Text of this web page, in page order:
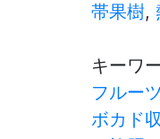
帯果樹,
キーワ
フルー
ボカド